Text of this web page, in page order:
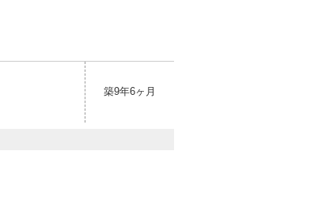
築9年6ヶ月